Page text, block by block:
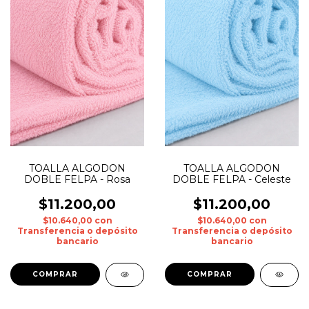
TOALLA ALGODON
DOBLE FELPA - Rosa
$11.200,00
$10.640,00 con
Transferencia o depósito
bancario
TOALLA ALGODON
DOBLE FELPA - Celeste
$11.200,00
$10.640,00 con
Transferencia o depósito
bancario